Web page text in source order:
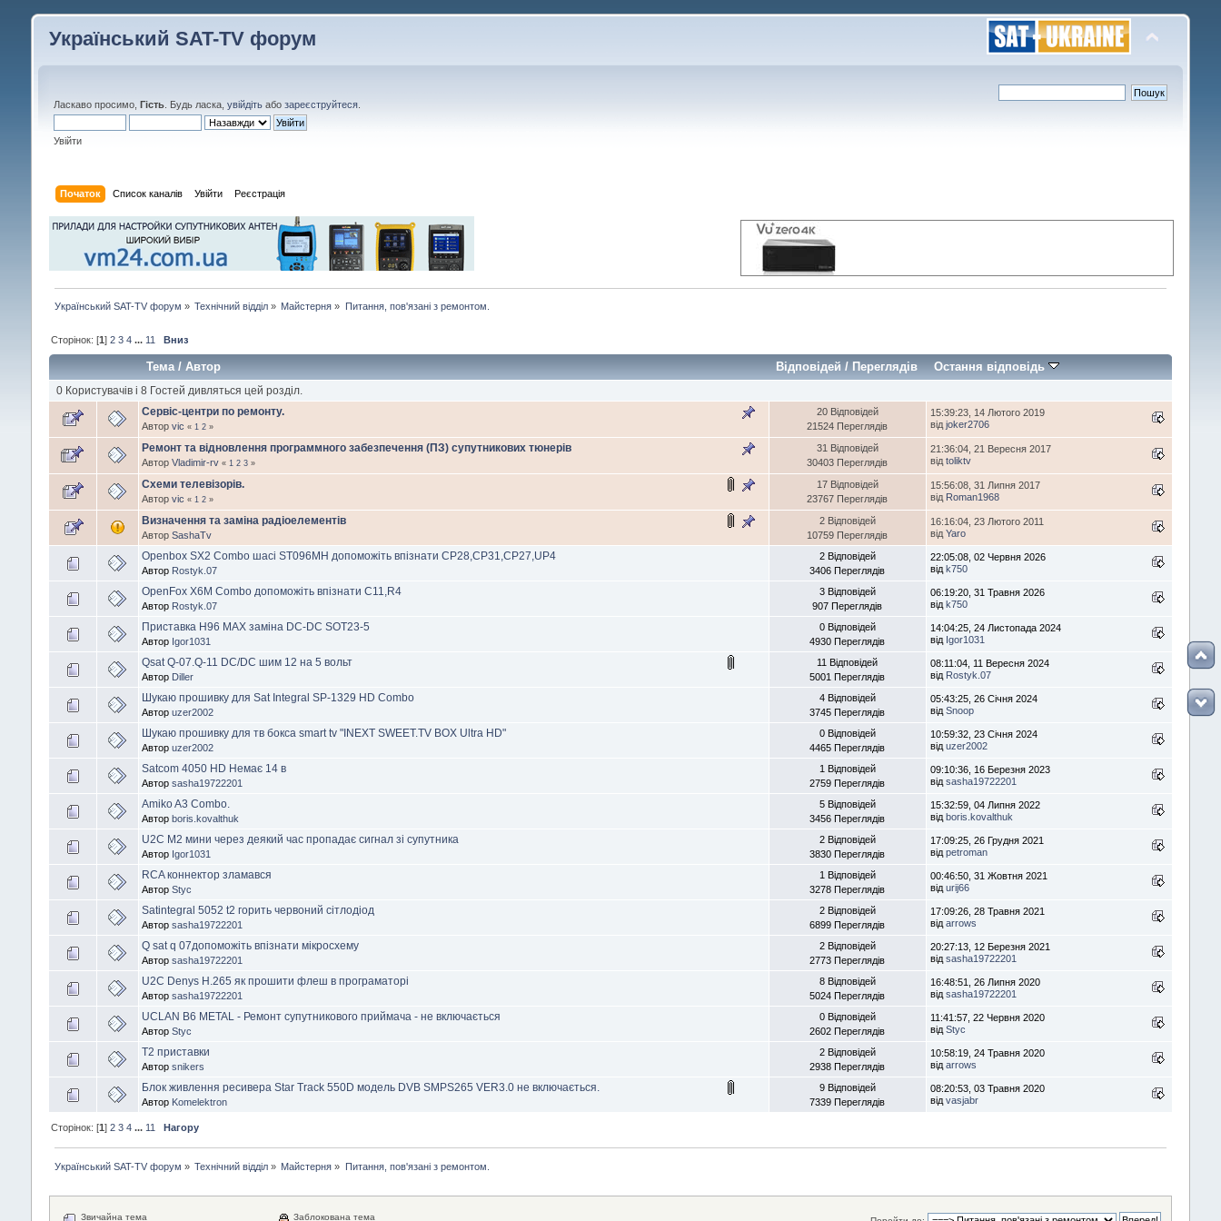
Український SAT-TV форум
Ласкаво просимо, Гість. Будь ласка, увійдітьабо зареєструйтеся.
Увійти
Початок Список каналів Увійти Реєстрація
Український SAT-TV форум » Технічний відділ » Майстерня » Питання, пов'язані з ремонтом.
Сторінок: [1] 2 3 4 ... 11 Вниз
Тема/ Автор Відповідей /Переглядів Остання відповідь
0 Користувачів і 8 Гостей дивляться цей розділ.
Сервіс-центри по ремонту.
Автор vic « 1 2»
20 Відповідей
21524 Переглядів
15:39:23, 14 Лютого 2019
від joker2706
Pемонт та відновлення программного забезпечення (ПЗ) супутникових тюнерів
Автор Vladimir-rv « 1 2 3»
31 Відповідей
30403 Переглядів
21:36:04, 21 Вересня 2017
від toliktv
Схеми телевізорів.
Автор vic « 1 2»
17 Відповідей
23767 Переглядів
15:56:08, 31 Липня 2017
від Roman1968
Визначення та заміна радіоелементів
Автор SashaTv
2 Відповідей
10759 Переглядів
16:16:04, 23 Лютого 2011
від Yaro
Openbox SX2 Combo шасі ST096MH допоможіть впізнати CP28,CP31,CP27,UP4
Автор Rostyk.07
2 Відповідей
3406 Переглядів
22:05:08, 02 Червня 2026
від k750
OpenFox X6M Combo допоможіть впізнати C11,R4
Автор Rostyk.07
3 Відповідей
907 Переглядів
06:19:20, 31 Травня 2026
від k750
Приставка H96 MAX заміна DC-DC SOT23-5
Автор Igor1031
0 Відповідей
4930 Переглядів
14:04:25, 24 Листопада 2024
від Igor1031
Qsat Q-07.Q-11 DC/DC шим 12 на 5 вольт
Автор Diller
11 Відповідей
5001 Переглядів
08:11:04, 11 Вересня 2024
від Rostyk.07
Шукаю прошивку для Sat Integral SP-1329 HD Combo
Автор uzer2002
4 Відповідей
3745 Переглядів
05:43:25, 26 Січня 2024
від Snoop
Шукаю прошивку для тв бокса smart tv "INEXT SWEET.TV BOX Ultra HD"
Автор uzer2002
0 Відповідей
4465 Переглядів
10:59:32, 23 Січня 2024
від uzer2002
Satcom 4050 HD Немає 14 в
Автор sasha19722201
1 Відповідей
2759 Переглядів
09:10:36, 16 Березня 2023
від sasha19722201
Amiko A3 Combo.
Автор boris.kovalthuk
5 Відповідей
3456 Переглядів
15:32:59, 04 Липня 2022
від boris.kovalthuk
U2C M2 мини через деякий час пропадає сигнал зі супутника
Автор Igor1031
2 Відповідей
3830 Переглядів
17:09:25, 26 Грудня 2021
від petroman
RCA коннектор зламався
Автор Styc
1 Відповідей
3278 Переглядів
00:46:50, 31 Жовтня 2021
від urij66
Satintegral 5052 t2 горить червоний сітлодіод
Автор sasha19722201
2 Відповідей
6899 Переглядів
17:09:26, 28 Травня 2021
від arrows
Q sat q 07допоможіть впізнати мікросхему
Автор sasha19722201
2 Відповідей
2773 Переглядів
20:27:13, 12 Березня 2021
від sasha19722201
U2C Denys H.265 як прошити флеш в програматорі
Автор sasha19722201
8 Відповідей
5024 Переглядів
16:48:51, 26 Липня 2020
від sasha19722201
UCLAN B6 METAL - Ремонт супутникового приймача - не включається
Автор Styc
0 Відповідей
2602 Переглядів
11:41:57, 22 Червня 2020
від Styc
Т2 приставки
Автор snikers
2 Відповідей
2938 Переглядів
10:58:19, 24 Травня 2020
від arrows
Блок живлення ресивера Star Track 550D модель DVB SMPS265 VER3.0 не включається.
Автор Komelektron
9 Відповідей
7339 Переглядів
08:20:53, 03 Травня 2020
від vasjabr
Сторінок: [1] 2 3 4 ... 11 Нагору
Український SAT-TV форум » Технічний відділ » Майстерня » Питання, пов'язані з ремонтом.
Звичайна тема Заблокована тема